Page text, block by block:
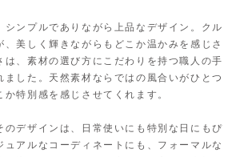
シンプルでありながら上品なデザイン。クル
、美しく輝きながらもどこか温かみを感じさ
は、素材の選び方にこだわりを持つ職人の手
ました。天然素材ならではの風合いがひとつ
特別感を感じさせてくれます。
のデザインは、日常使いにも特別な日にもぴ
ュアルなコーディネートにも、フォーマルな